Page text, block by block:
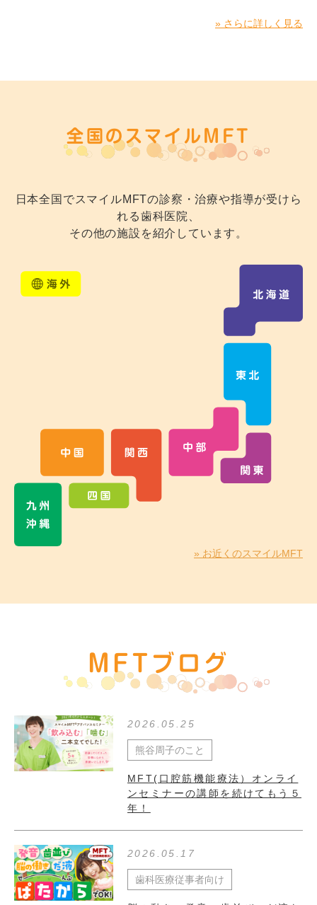
» さらに詳しく見る
全国のスマイルMFT
日本全国でスマイルMFTの診察・治療や指導が受けら
れる歯科医院、
その他の施設を紹介しています。
» お近くのスマイルMFT
MFTブログ
2026.05.25
熊谷周子のこと
MFT(口腔筋機能療法）オンライ
ンセミナーの講師を続けてもう５
年！
2026.05.17
歯科医療従事者向け